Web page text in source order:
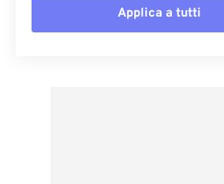
Applica a tutti